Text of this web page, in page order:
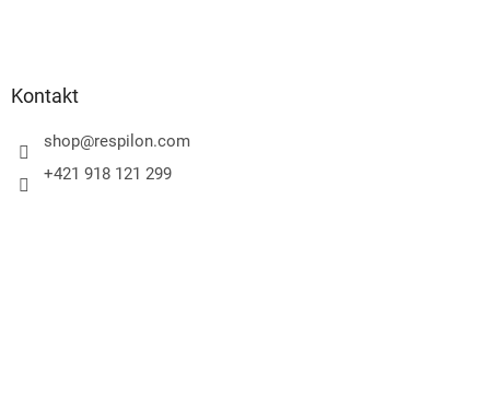
Kontakt
shop@respilon.com
+421 918 121 299